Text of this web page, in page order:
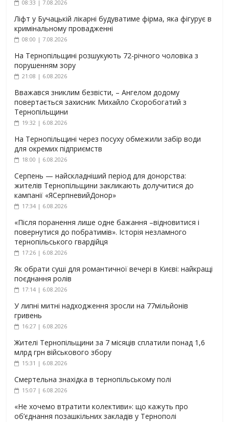
08:33 | 7.08.2026
Ліфт у Бучацькій лікарні будуватиме фірма, яка фігурує в
кримінальному провадженні
08:00 | 7.08.2026
На Тернопільщині розшукують 72-річного чоловіка з
порушенням зору
21:08 | 6.08.2026
Вважався зниклим безвісти, – Ангелом додому
повертається захисник Михайло Скоробогатий з
Тернопільщини
19:32 | 6.08.2026
На Тернопільщині через посуху обмежили забір води
для окремих підприємств
18:00 | 6.08.2026
Серпень — найскладніший період для донорства:
жителів Тернопільщини закликають долучитися до
кампанії «ЯСерпневийДонор»
17:34 | 6.08.2026
«Після поранення лише одне бажання –відновитися і
повернутися до побратимів». Історія незламного
тернопільського гвардійця
17:26 | 6.08.2026
Як обрати суші для романтичної вечері в Києві: найкращі
поєднання ролів
17:14 | 6.08.2026
У липні митні надходження зросли на 77мільйонів
гривень
16:27 | 6.08.2026
Жителі Тернопільщини за 7 місяців сплатили понад 1,6
млрд грн військового збору
15:31 | 6.08.2026
Смертельна знахідка в тернопільському полі
15:07 | 6.08.2026
«Не хочемо втратити колективи»: що кажуть про
об’єднання позашкільних закладів у Тернополі